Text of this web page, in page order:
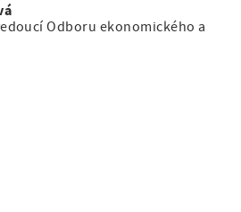
Odboru ekonomického a